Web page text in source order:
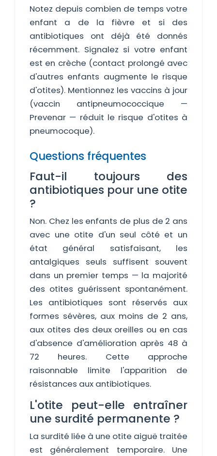
Notez depuis combien de temps votre
enfant a de la fièvre et si des
antibiotiques ont déjà été donnés
récemment. Signalez si votre enfant
est en crèche (contact prolongé avec
d'autres enfants augmente le risque
d'otites). Mentionnez les vaccins à jour
(vaccin antipneumococcique —
Prevenar — réduit le risque d'otites à
pneumocoque).
Questions fréquentes
Faut-il toujours des
antibiotiques pour une otite
?
Non. Chez les enfants de plus de 2 ans
avec une otite d'un seul côté et un
état général satisfaisant, les
antalgiques seuls suffisent souvent
dans un premier temps — la majorité
des otites guérissent spontanément.
Les antibiotiques sont réservés aux
formes sévères, aux moins de 2 ans,
aux otites des deux oreilles ou en cas
d'absence d'amélioration après 48 à
72 heures. Cette approche
raisonnable limite l'apparition de
résistances aux antibiotiques.
L'otite peut-elle entraîner
une surdité permanente ?
La surdité liée à une otite aiguë traitée
est généralement temporaire. Une